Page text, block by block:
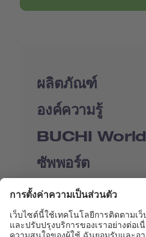
ผลิตภัณฑ์
องค์ความรู้
BUCHI World
ซัพพอร์ต
Shop
Contact us